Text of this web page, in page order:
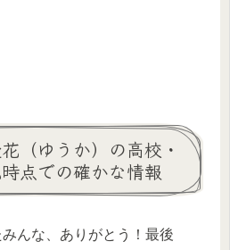
（ゆうか）の高校・
点での確かな情報
んな、ありがとう！最後